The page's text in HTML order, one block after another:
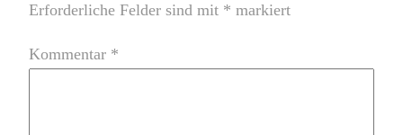
Erforderliche Felder sind mit * markiert
Kommentar *